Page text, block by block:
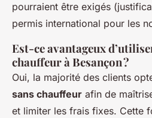
pourraient être exigés
permis international pour les
Est-ce avantageux
chauffeur à Besançon ?
Oui, la majorité des clients
sans chauffeur afin de
et limiter les frais fixes. Cette